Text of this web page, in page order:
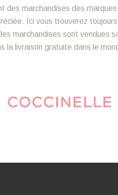
des marchandises des
Ici vous trouverez
marchandises sont vendues
la livraison gratuite dans le